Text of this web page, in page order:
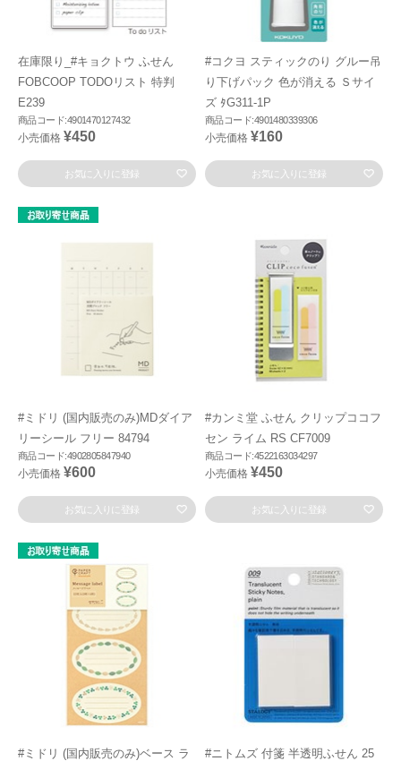
在庫限り_#キョクトウ ふせん
FOBCOOP TODOリスト 特判
E239
商品コード:4901470127432
小売価格 ¥450
お気に入りに登録
#コクヨ スティックのり グルー吊
り下げパック 色が消える Ｓサイ
ズ ﾀG311-1P
商品コード:4901480339306
小売価格 ¥160
お気に入りに登録
#ミドリ (国内販売のみ)MDダイア
リーシール フリー 84794
商品コード:4902805847940
小売価格 ¥600
お気に入りに登録
#カンミ堂 ふせん クリップココフ
セン ライム RS CF7009
商品コード:4522163034297
小売価格 ¥450
お気に入りに登録
#ミドリ (国内販売のみ)ベース ラ
#ニトムズ 付箋 半透明ふせん 25